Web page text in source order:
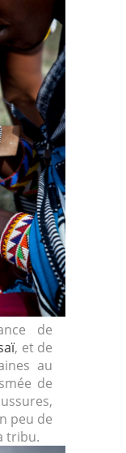
de
, et de
au
de
peu de
tribu.